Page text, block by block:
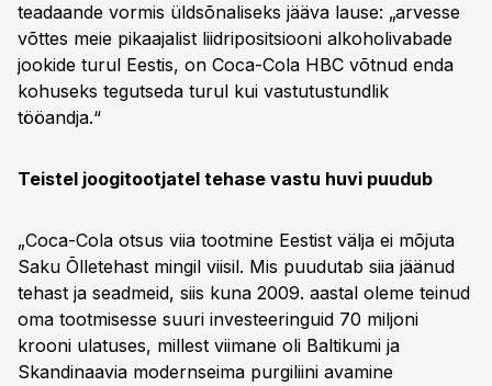
teadaande vormis üldsõnaliseks jääva lause: „arvesse
võttes meie pikaajalist liidripositsiooni alkoholivabade
jookide turul Eestis, on Coca-Cola HBC võtnud enda
kohuseks tegutseda turul kui vastutustundlik
tööandja.“
Teistel joogitootjatel tehase vastu huvi puudub
„Coca-Cola otsus viia tootmine Eestist välja ei mõjuta
Saku Õlletehast mingil viisil. Mis puudutab siia jäänud
tehast ja seadmeid, siis kuna 2009. aastal oleme teinud
oma tootmisesse suuri investeeringuid 70 miljoni
krooni ulatuses, millest viimane oli Baltikumi ja
Skandinaavia modernseima purgiliini avamine